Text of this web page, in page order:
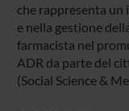
che rappresenta
e nella gestione
farmacista nel
ADR da parte del
(Social Science &